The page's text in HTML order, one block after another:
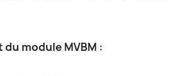
module MVBM :